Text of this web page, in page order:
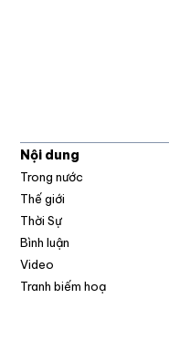
Nội dung
Trong nước
Thế giới
Thời Sự
Bình luận
Video
Tranh biếm hoạ